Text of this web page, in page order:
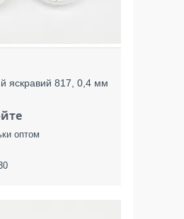
яскравий 817, 0,4 мм
оптом